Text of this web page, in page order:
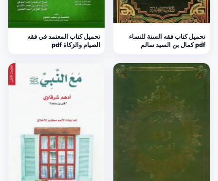
تحميل كتاب فقه السنة للنساء
pdf كمال بن السيد سالم
تحميل كتاب المعتمد في فقه
الصيام والزكاة pdf